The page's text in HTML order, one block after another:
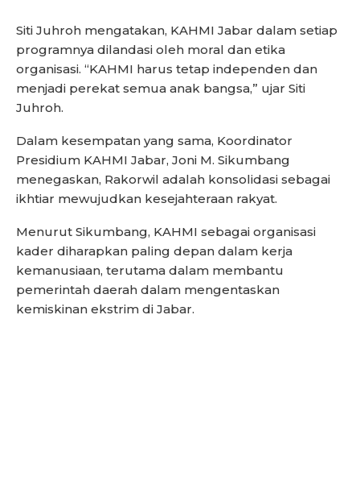
Siti Juhroh mengatakan, KAHMI Jabar dalam setiap
programnya dilandasi oleh moral dan etika
organisasi. “KAHMI harus tetap independen dan
menjadi perekat semua anak bangsa,” ujar Siti
Juhroh.
Dalam kesempatan yang sama, Koordinator
Presidium KAHMI Jabar, Joni M. Sikumbang
menegaskan, Rakorwil adalah konsolidasi sebagai
ikhtiar mewujudkan kesejahteraan rakyat.
Menurut Sikumbang, KAHMI sebagai organisasi
kader diharapkan paling depan dalam kerja
kemanusiaan, terutama dalam membantu
pemerintah daerah dalam mengentaskan
kemiskinan ekstrim di Jabar.